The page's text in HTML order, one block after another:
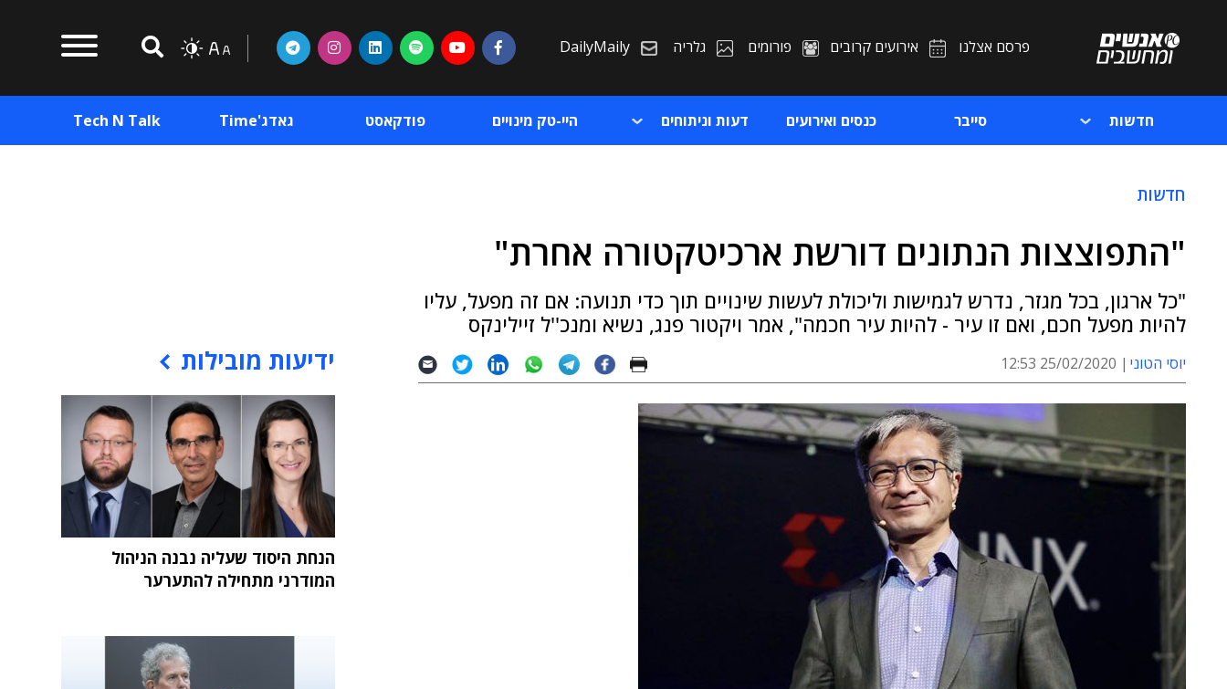
פרסם אצלנו אירועים קרובים פורומים גלריה DailyMaily
חדשות סייבר כנסים ואירועים דעות וניתוחים היי-טק מינויים פודקאסט גאדג'Time Tech N Talk
חדשות
"התפוצצות הנתונים דורשת ארכיטקטורה אחרת"
"כל ארגון, בכל מגזר, נדרש לגמישות וליכולת לעשות שינויים תוך כדי תנועה: אם זה מפעל, עליו
להיות מפעל חכם, ואם זו עיר - להיות עיר חכמה", אמר ויקטור פנג, נשיא ומנכ''ל זיילינקס
יוסי הטוני 25/02/2020 12:53 ידיעות מובילות
הנחת היסוד שעליה נבנה הניהול
המודרני מתחילה להתערער